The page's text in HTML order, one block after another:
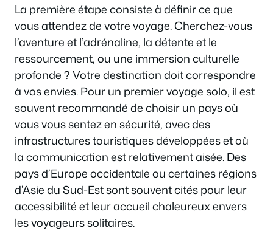
La première étape consiste à définir ce que
vous attendez de votre voyage. Cherchez-vous
l’aventure et l’adrénaline, la détente et le
ressourcement, ou une immersion culturelle
profonde ? Votre destination doit correspondre
à vos envies. Pour un premier voyage solo, il est
souvent recommandé de choisir un pays où
vous vous sentez en sécurité, avec des
infrastructures touristiques développées et où
la communication est relativement aisée. Des
pays d’Europe occidentale ou certaines régions
d’Asie du Sud-Est sont souvent cités pour leur
accessibilité et leur accueil chaleureux envers
les voyageurs solitaires.